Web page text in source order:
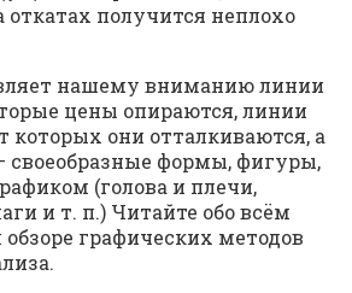
откатах получится неплохо
нашему вниманию линии
цены опираются, линии
которых они отталкиваются, а
своеобразные формы, фигуры,
(голова и плечи,
и т. п.) Читайте обо всём
графических методов